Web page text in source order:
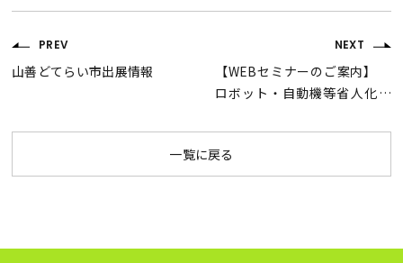
PREV
山善どてらい市出展情報
NEXT
【WEBセミナーのご案内】
ロボット・自動機等省人化
ス製品のご提案（LIVE配
信・オンデマンド配信）
一覧に戻る